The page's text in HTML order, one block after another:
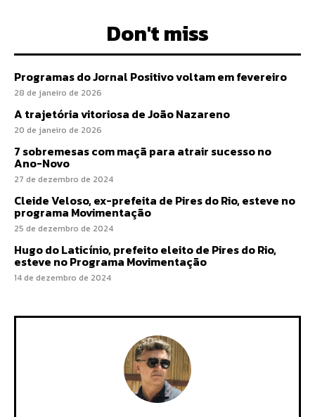
Don't miss
Programas do Jornal Positivo voltam em fevereiro
28 de janeiro de 2026
A trajetória vitoriosa de João Nazareno
20 de janeiro de 2026
7 sobremesas com maçã para atrair sucesso no
Ano-Novo
27 de dezembro de 2024
Cleide Veloso, ex-prefeita de Pires do Rio, esteve no
programa Movimentação
25 de dezembro de 2024
Hugo do Laticínio, prefeito eleito de Pires do Rio,
esteve no Programa Movimentação
14 de dezembro de 2024